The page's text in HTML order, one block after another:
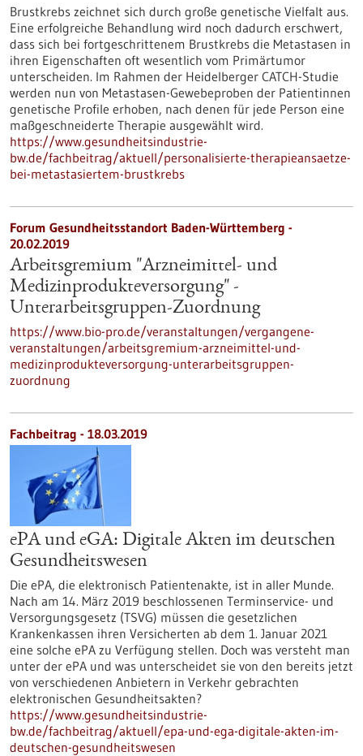
Brustkrebs zeichnet sich durch große genetische Vielfalt aus.
Eine erfolgreiche Behandlung wird noch dadurch erschwert,
dass sich bei fortgeschrittenem Brustkrebs die Metastasen in
ihren Eigenschaften oft wesentlich vom Primärtumor
unterscheiden. Im Rahmen der Heidelberger CATCH-Studie
werden nun von Metastasen-Gewebeproben der Patientinnen
genetische Profile erhoben, nach denen für jede Person eine
maßgeschneiderte Therapie ausgewählt wird.
https://www.gesundheitsindustrie-
bw.de/fachbeitrag/aktuell/personalisierte-therapieansaetze-
bei-metastasiertem-brustkrebs
Forum Gesundheitsstandort Baden-Württemberg -
20.02.2019
Arbeitsgremium "Arzneimittel- und
Medizinprodukteversorgung" -
Unterarbeitsgruppen-Zuordnung
https://www.bio-pro.de/veranstaltungen/vergangene-
veranstaltungen/arbeitsgremium-arzneimittel-und-
medizinprodukteversorgung-unterarbeitsgruppen-
zuordnung
Fachbeitrag - 18.03.2019
ePA und eGA: Digitale Akten im deutschen
Gesundheitswesen
Die ePA, die elektronisch Patientenakte, ist in aller Munde.
Nach am 14. März 2019 beschlossenen Terminservice- und
Versorgungsgesetz (TSVG) müssen die gesetzlichen
Krankenkassen ihren Versicherten ab dem 1. Januar 2021
eine solche ePA zu Verfügung stellen. Doch was versteht man
unter der ePA und was unterscheidet sie von den bereits jetzt
von verschiedenen Anbietern in Verkehr gebrachten
elektronischen Gesundheitsakten?
https://www.gesundheitsindustrie-
bw.de/fachbeitrag/aktuell/epa-und-ega-digitale-akten-im-
deutschen-gesundheitswesen